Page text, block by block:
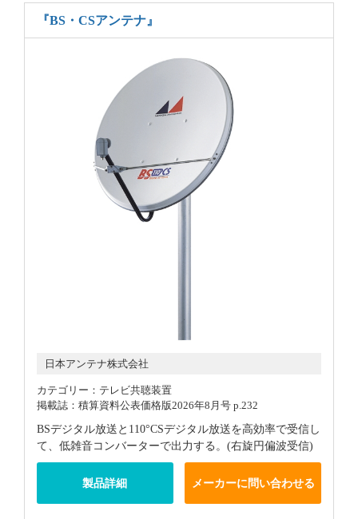
『BS・CSアンテナ』
日本アンテナ株式会社
カテゴリー：テレビ共聴装置
掲載誌：積算資料公表価格版2026年8月号 p.232
BSデジタル放送と110°CSデジタル放送を高効率で受信し
て、低雑音コンバーターで出力する。(右旋円偏波受信)
製品詳細 メーカーに問い合わせる